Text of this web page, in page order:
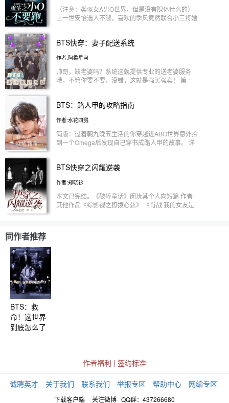
（注意：类似女A男O世界，但是没有腺体什么的）
上一世安怡遇人不淑，喜欢的季风竟然联合小三将她
朴智旻：为什么不能喜欢喜欢我 重生后 安怡：老婆
后面的我你高攀不起
BTS快穿：妻子配送系统
作者:阿柔星河
帅哥，缺老婆吗？系统这就提供专业的送老婆服务
哦，不管你要不要，没错，这就是强买强卖！ 第一
了吧 女主：喂！系统你能不能大方一点把我送进
期真香粘人精田柾国 谁能想到有一天突然收到了一
个巨型快递的送货上门服务，我也没买大家具啊！
女主：这就是你说的送进门吗？我见识到了，可真谢
谢您嘞！ 第三世界：前期冷艳温柔后期沙雕搞笑的
接变成千金舒舒服服地等着结婚可还行？ 女主：我
男主的样子？ 第四世界：前期腹黑无情后期全力护
妻的黑道小混混朴智旻 绝对没有比这次的出场方式
更奇葩的了，这次居然是被当作鱼钓上来的？ 女
主：男主看到我这个水鬼一样的人不把我一脚踢下去
BTS：路人甲的攻略指南
作者:水花四溅
简版：过着朝九晚五生活的你穿越进ABO世界意外捡
到一个Omega后发现自己穿书成路人甲的故事。 详
是ABO世界观，作为Beta的你，在一次意外下捡到了
来这世界是一本书，而你捡到的Omega是原女主所
谓的“弟弟"！！！？ 想要的平静的生活，还能维持下
去吗？作为路人甲的你，究竟该如何面对未来将发生
BTS快穿之闪耀逆袭
作者:郑晓衫
本文已完结。《破碎童话》闵玧其个人向短篇 作者
其他作品《综影视之撩拨心弦》 《肖战:我的女友是
同作者推荐
BTS：救
命！这世界
到底怎么了
作者福利 | 签约标准
诚聘英才 关于我们 联系我们 举报专区 帮助中心 网编专区
下载客户端 关注微博 QQ群：437266680